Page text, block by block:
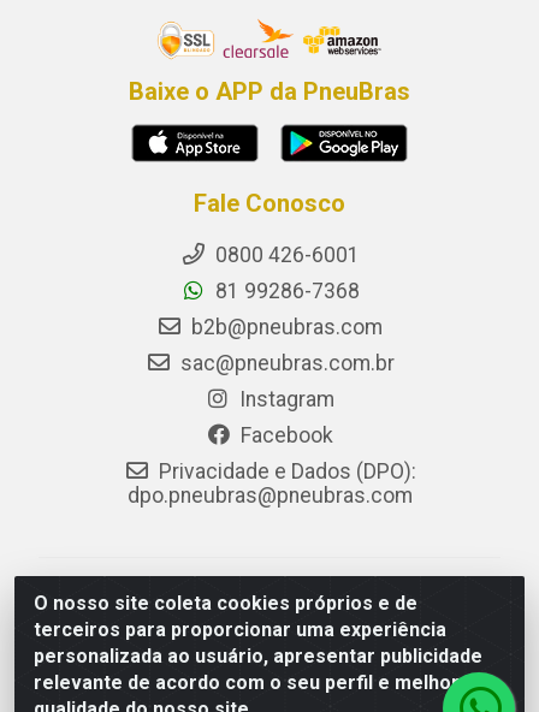
O nosso site coleta cookies próprios e de
terceiros para proporcionar uma experiência
personalizada ao usuário, apresentar publicidade
relevante de acordo com o seu perfil e melhorar a
Baixe o APP da PneuBras
Fale Conosco
0800 426-6001
81 99286-7368
b2b@pneubras.com
sac@pneubras.com.br
Instagram
Facebook
Privacidade e Dados (DPO):
dpo.pneubras@pneubras.com
PneuBras - Rodovia BR-101, KM 82 - Prazeres,
Jaboatão dos Guararapes/PE - CEP 54.335-000 - CNPJ
08.678.386/0001-05 - Pneubras Comércio de Pneus
Ltda